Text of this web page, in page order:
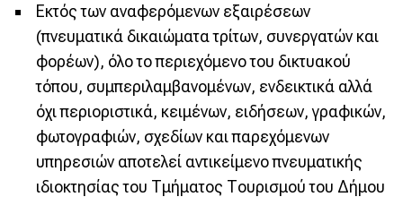
Εκτός των αναφερόμενων εξαιρέσεων
(πνευματικά δικαιώματα τρίτων, συνεργατών και
φορέων), όλο το περιεχόμενο του δικτυακού
τόπου, συμπεριλαμβανομένων, ενδεικτικά αλλά
όχι περιοριστικά, κειμένων, ειδήσεων, γραφικών,
φωτογραφιών, σχεδίων και παρεχόμενων
υπηρεσιών αποτελεί αντικείμενο πνευματικής
ιδιοκτησίας του Τμήματος Τουρισμού του Δήμου